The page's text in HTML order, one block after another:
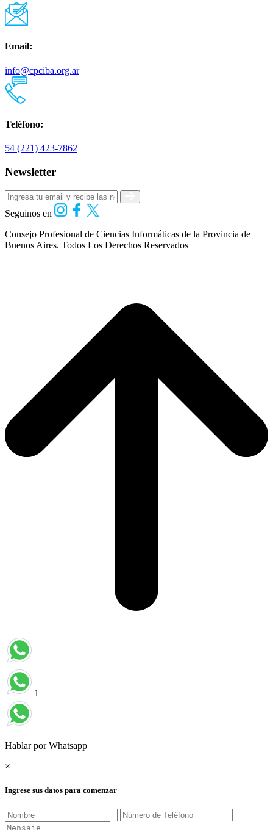
Email:
info@cpciba.org.ar
Teléfono:
54 (221) 423-7862
Newsletter
Seguinos en
Consejo Profesional de Ciencias Informáticas de la Provincia de
Buenos Aires. Todos Los Derechos Reservados
1
Hablar por Whatsapp
×
Ingrese sus datos para comenzar